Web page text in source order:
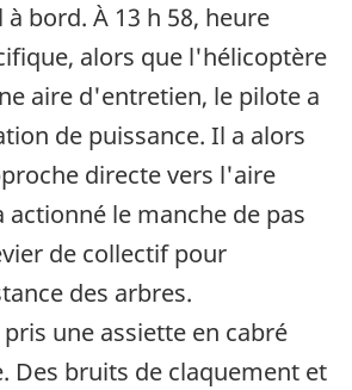
bord. À 13 h 58, heure
alors que l'hélicoptère
aire d'entretien, le pilote a
de puissance. Il a alors
directe vers l'aire
le manche de pas
de collectif pour
des arbres.
une assiette en cabré
Des bruits de claquement et